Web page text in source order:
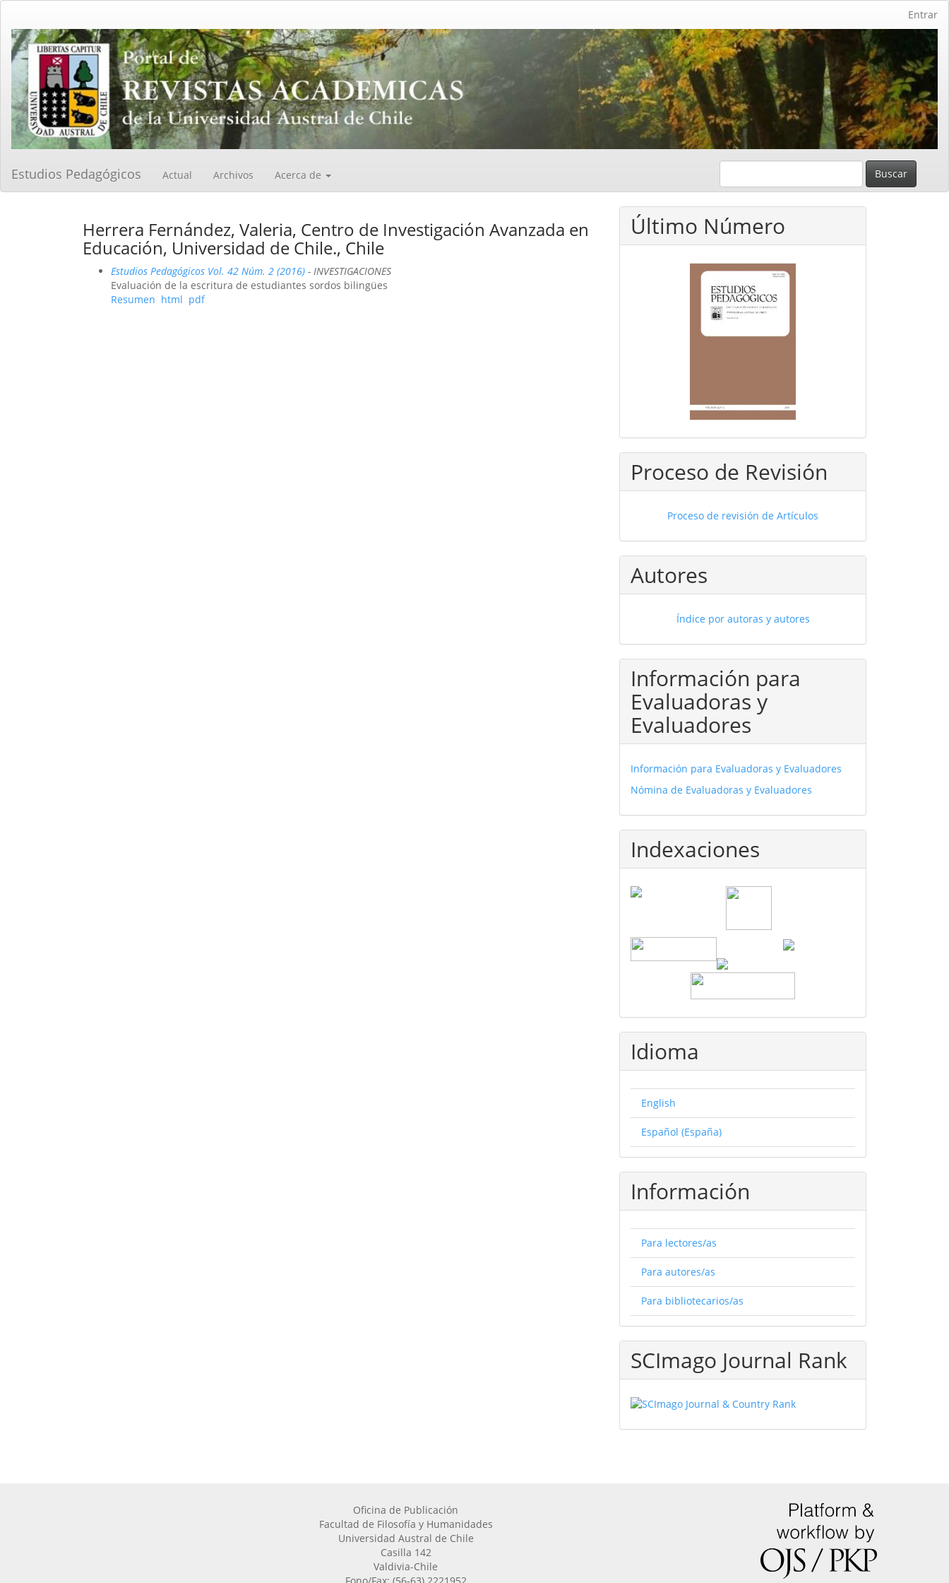
Contenido
principal
Barra
lateral
Entrar
Estudios Pedagógicos Actual Archivos Acerca de Buscar
Herrera Fernández, Valeria, Centro de Investigación Avanzada en
Educación, Universidad de Chile., Chile
Estudios Pedagógicos Vol. 42 Núm. 2 (2016) - INVESTIGACIONES
Evaluación de la escritura de estudiantes sordos bilingües
Resumen html pdf
Último Número
Proceso de Revisión
Proceso de revisión de Artículos
Autores
Índice por autoras y autores
Información para
Evaluadoras y
Evaluadores
Información para Evaluadoras y Evaluadores
Nómina de Evaluadoras y Evaluadores
Indexaciones
Idioma
English
Español (España)
Información
Para lectores/as
Para autores/as
Para bibliotecarios/as
SCImago Journal Rank
Oficina de Publicación
Facultad de Filosofía y Humanidades
Universidad Austral de Chile
Casilla 142
Valdivia-Chile